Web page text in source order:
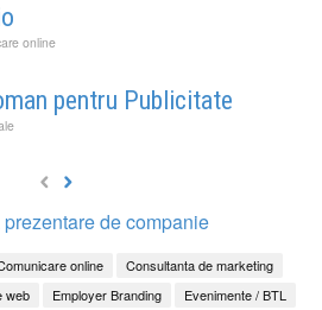
online
pentru Publicitate
de companie
online
Consultanta de marketing
web Employer Branding
Evenimente / BTL